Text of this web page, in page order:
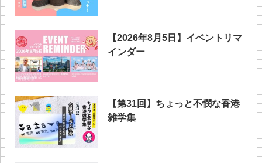
【2026年8月5日】イベントリマ
インダー
【第31回】ちょっと不憫な香港
雑学集